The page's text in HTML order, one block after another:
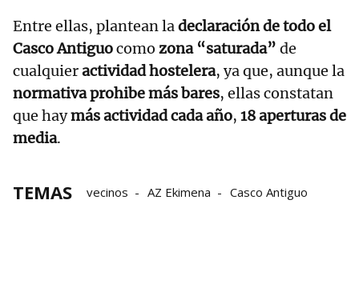
Entre ellas, plantean ladeclaración de todo el
Casco Antiguocomo zona “saturada” de
cualquieractividad hostelera, ya que, aunque la
normativa prohibe más bares, ellas constatan
que haymás actividad cada año, 18 aperturas de
media.
TEMAS vecinos AZ Ekimena Casco Antiguo